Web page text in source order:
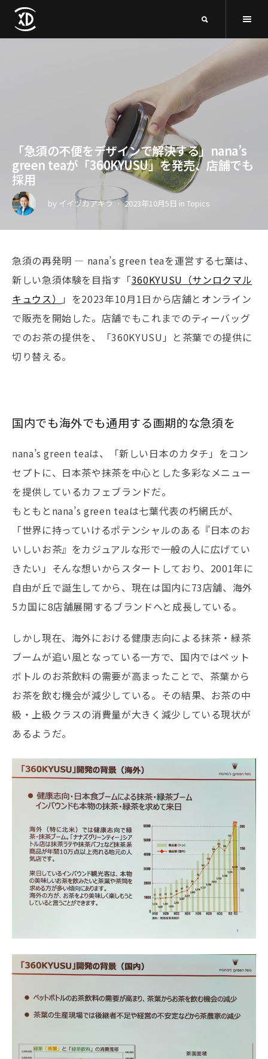
「急須の不便をデザインで解決する」nana’s
green teaが「360KYUSU」を発売、店舗でも
採用
by イイヅカアキラ 2023年10月5日 in Topics
急須の再発明 — nana’s green teaを運営する七葉は、
新しい急須体験を目指す「360KYUSU（サンロクマル
キュウス）
」を2023年10月1日から店舗とオンライン
で販売を開始した。店舗でもこれまでのティーバッグ
でのお茶の提供を、「360KYUSU」と茶葉での提供に
切り替える。
国内でも海外でも通用する画期的な急須を
nana’s green teaは、「新しい日本のカタチ」をコン
セプトに、日本茶や抹茶を中心とした多彩なメニュー
を提供しているカフェブランドだ。
もともとnana’s green teaは七葉代表の朽網氏が、
「世界に持っていけるポテンシャルのある『日本のお
いしいお茶』をカジュアルな形で一般の人に広げてい
きたい」そんな想いからスタートしており、2001年に
自由が丘で誕生してから、現在は国内に73店舗、海外
5カ国に8店舗展開するブランドへと成長している。
しかし現在、海外における健康志向による抹茶・緑茶
ブームが追い風となっている一方で、国内ではペット
ボトルのお茶飲料の需要が高まったことで、茶葉から
お茶を飲む機会が減少している。その結果、お茶の中
級・上級クラスの消費量が大きく減少している現状が
あるようだ。